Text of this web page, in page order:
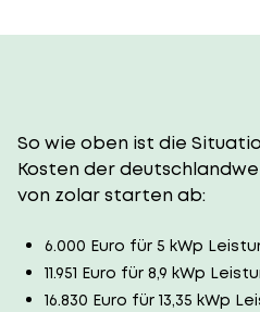
So wie oben ist die
Kosten der
von zolar starten ab:
6.000 Euro für 5 kWp
11.951 Euro für 8,9 kWp
16.830 Euro für 13,35 kWp